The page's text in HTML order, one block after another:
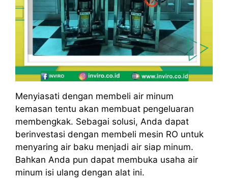
Menyiasati dengan membeli air minum
kemasan tentu akan membuat pengeluaran
membengkak. Sebagai solusi, Anda dapat
berinvestasi dengan membeli mesin RO untuk
menyaring air baku menjadi air siap minum.
Bahkan Anda pun dapat membuka usaha air
minum isi ulang dengan alat ini.